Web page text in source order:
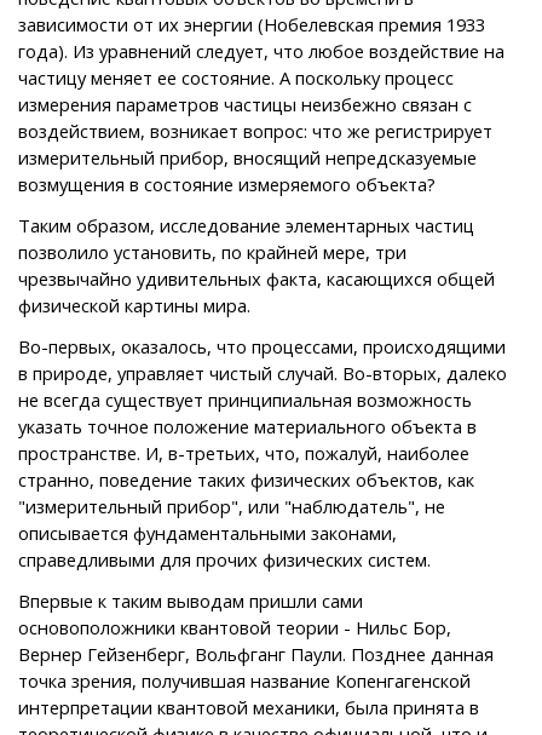
зависимости от их энергии (Нобелевская премия 1933
года). Из уравнений следует, что любое воздействие на
частицу меняет ее состояние. А поскольку процесс
измерения параметров частицы неизбежно связан с
воздействием, возникает вопрос: что же регистрирует
измерительный прибор, вносящий непредсказуемые
возмущения в состояние измеряемого объекта?
Таким образом, исследование элементарных частиц
позволило установить, по крайней мере, три
чрезвычайно удивительных факта, касающихся общей
физической картины мира.
Во-первых, оказалось, что процессами, происходящими
в природе, управляет чистый случай. Во-вторых, далеко
не всегда существует принципиальная возможность
указать точное положение материального объекта в
пространстве. И, в-третьих, что, пожалуй, наиболее
странно, поведение таких физических объектов, как
"измерительный прибор", или "наблюдатель", не
описывается фундаментальными законами,
справедливыми для прочих физических систем.
Впервые к таким выводам пришли сами
основоположники квантовой теории - Нильс Бор,
Вернер Гейзенберг, Вольфганг Паули. Позднее данная
точка зрения, получившая название Копенгагенской
интерпретации квантовой механики, была принята в